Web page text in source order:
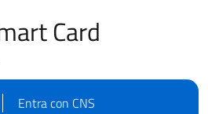
Card
Entra con CNS